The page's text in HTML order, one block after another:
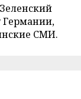
Германии,
СМИ.